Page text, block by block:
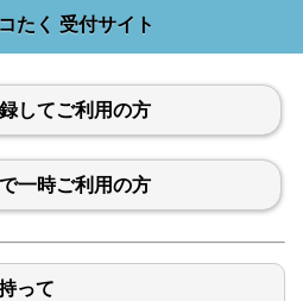
たく 受付サイト
してご利用の方
一時ご利用の方
って